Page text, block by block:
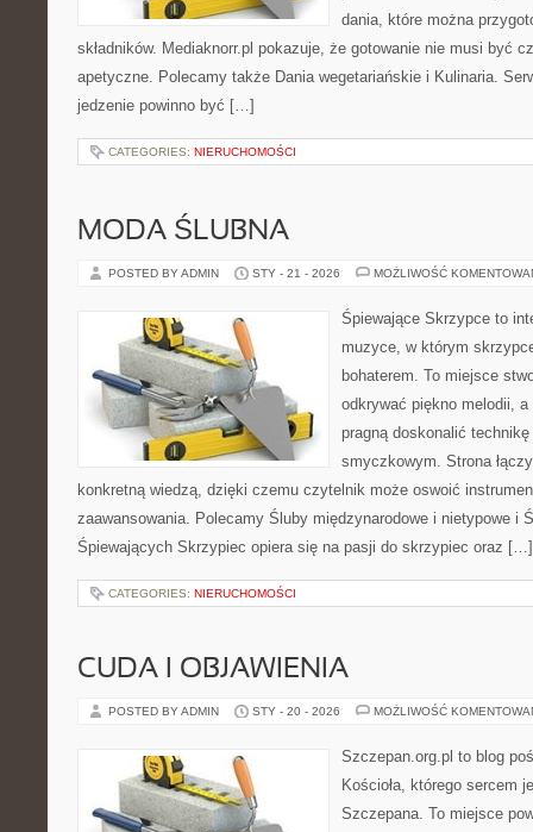
dania, które można
składników. Mediaknorr.pl pokazuje, że gotowanie nie musi być
apetyczne. Polecamy także Dania wegetariańskie i Kulinaria.
jedzenie powinno być […]
CATEGORIES: NIERUCHOMOŚCI
MODA ŚLUBNA
POSTED BY ADMIN STY - 21 - 2026 MOŻLIWOŚĆ
Śpiewające Skrzypce to
muzyce, w którym
bohaterem. To miejsce
odkrywać piękno melodii,
pragną doskonalić
smyczkowym. Strona
konkretną wiedzą, dzięki czemu czytelnik może oswoić
zaawansowania. Polecamy Śluby międzynarodowe i nietypowe i
Śpiewających Skrzypiec opiera się na pasji do skrzypiec oraz […]
CATEGORIES: NIERUCHOMOŚCI
CUDA I OBJAWIENIA
POSTED BY ADMIN STY - 20 - 2026 MOŻLIWOŚĆ
Szczepan.org.pl to blog
Kościoła, którego sercem
Szczepana. To miejsce